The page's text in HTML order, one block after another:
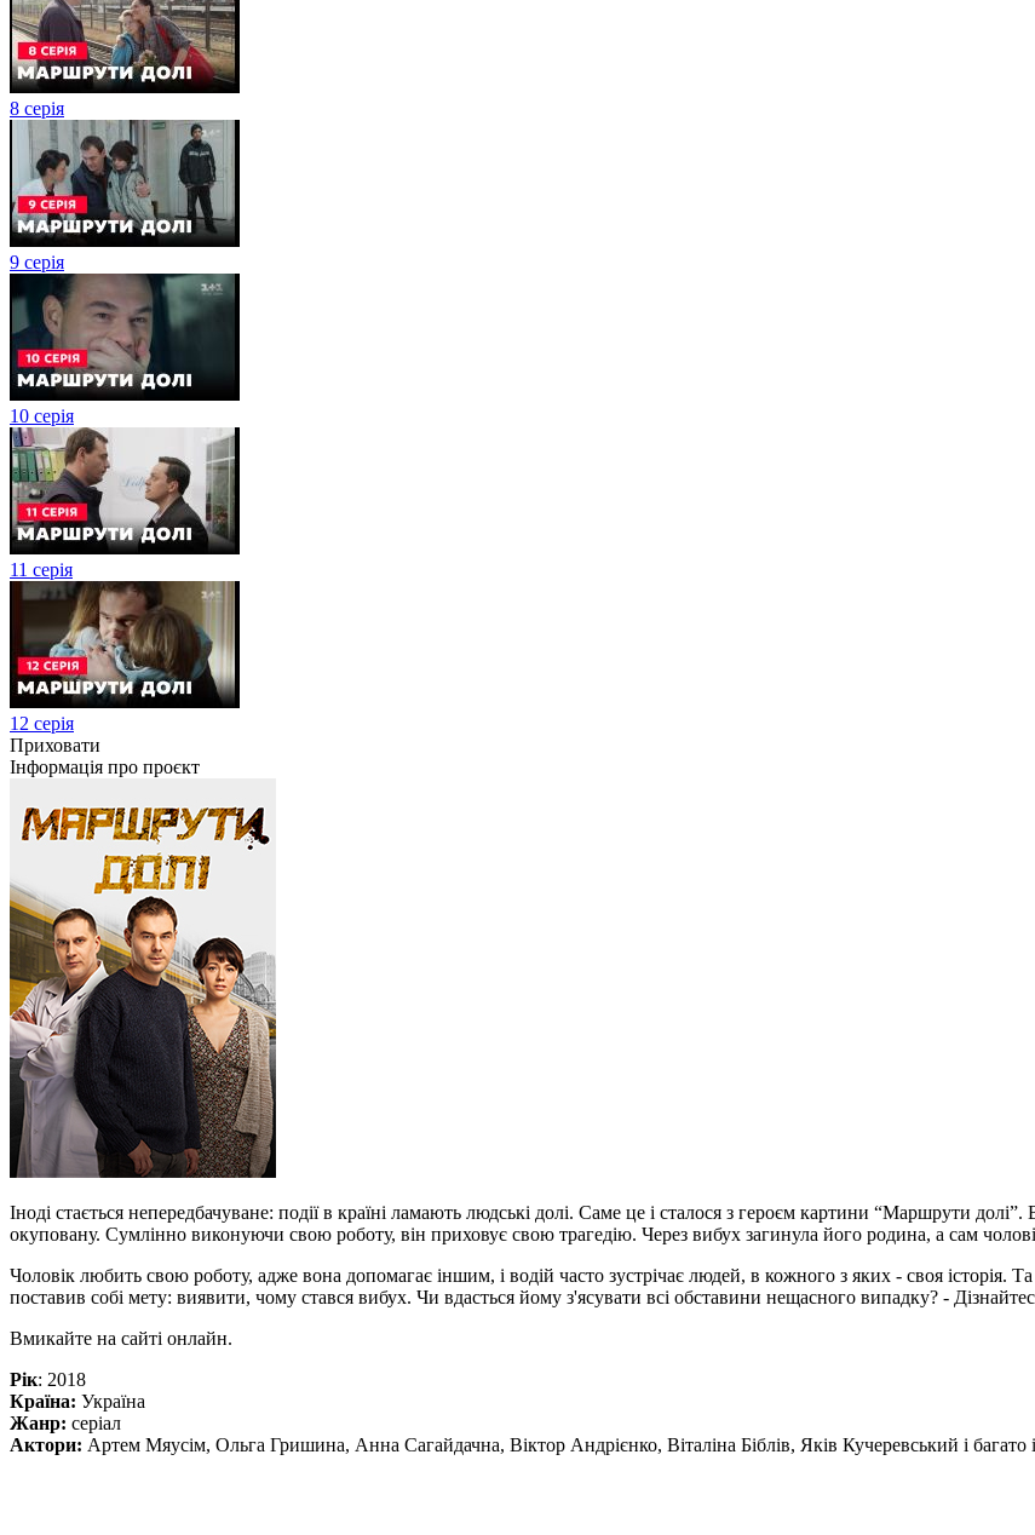
8 серія
9 серія
10 серія
11 серія
12 серія
Приховати
Інформація про проєкт
Іноді стається непередбачуване: події в країні ламають людські долі. Саме це і сталося з героєм картини “Маршрути долі”.
окуповану. Сумлінно виконуючи свою роботу, він приховує свою трагедію. Через вибух загинула його родина, а сам
Чоловік любить свою роботу, адже вона допомагає іншим, і водій часто зустрічає людей, в кожного з яких - своя історія.
поставив собі мету: виявити, чому стався вибух. Чи вдасться йому з'ясувати всі обставини нещасного випадку? -
Вмикайте на сайті онлайн.
Рік: 2018
Країна: Україна
Жанр: серіал
Актори: Артем Мяусім, Ольга Гришина, Анна Сагайдачна, Віктор Андрієнко, Віталіна Біблів, Яків Кучеревський і багато